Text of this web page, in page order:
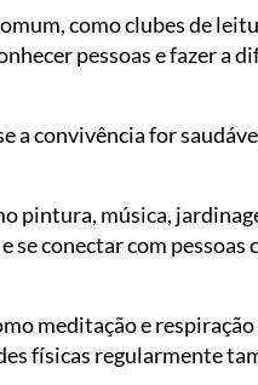
como clubes de
pessoas e fazer a
a convivência for
pintura, música,
se conectar com pessoas
meditação e
físicas regularmente